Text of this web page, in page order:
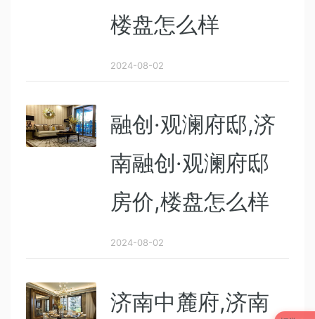
楼盘怎么样
2024-08-02
融创·观澜府邸,济
南融创·观澜府邸
房价,楼盘怎么样
2024-08-02
济南中麓府,济南